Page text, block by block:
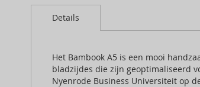
to
images
gallery
Details
Het Bambook A5 is een mooi
bladzijdes die zijn geoptimaliseerd
Nyenrode Business Universiteit op